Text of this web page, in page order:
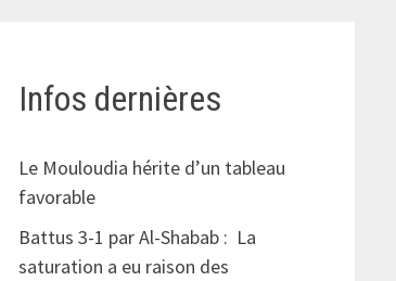
Infos dernières
Le Mouloudia hérite d’un tableau
favorable
Battus 3-1 par Al-Shabab : La
saturation a eu raison des